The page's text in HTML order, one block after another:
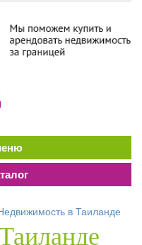
в Таиланде